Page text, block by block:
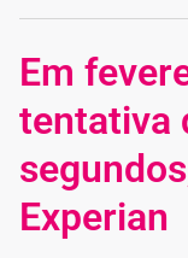
Em
tentativa
Experian